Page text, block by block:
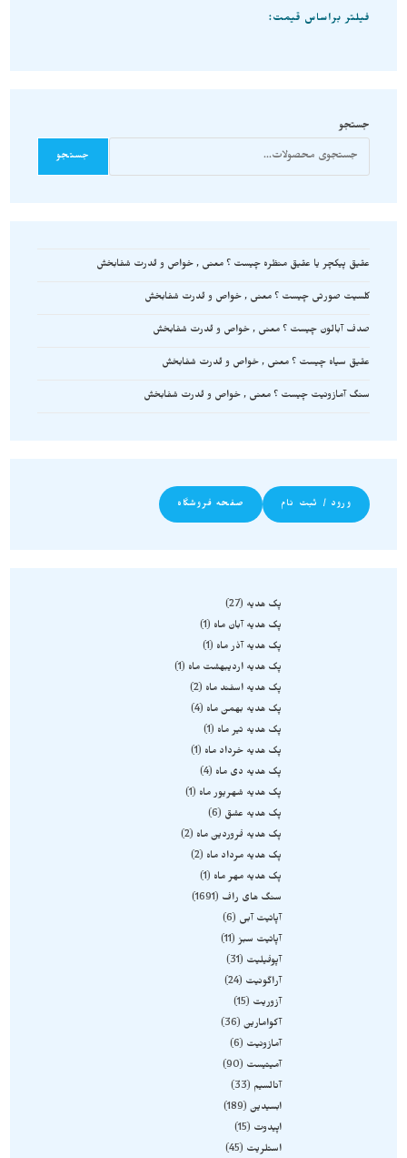
فیلتر براساس قیمت:
جستجو
جستجو
عقیق پیکچر یا عقیق منظره چیست ؟ معنی , خواص و قدرت شفابخش
کلسیت صورتی چیست ؟ معنی , خواص و قدرت شفابخش
صدف آبالون چیست ؟ معنی , خواص و قدرت شفابخش
عقیق سیاه چیست ؟ معنی , خواص و قدرت شفابخش
سنگ آمازونیت چیست ؟ معنی , خواص و قدرت شفابخش
ورود / ثبت نام صفحه فروشگاه
پک هدیه
27
پک هدیه آبان ماه
1
پک هدیه آذر ماه
1
پک هدیه اردیبهشت ماه
1
پک هدیه اسفند ماه
2
پک هدیه بهمن ماه
4
پک هدیه تیر ماه
1
پک هدیه خرداد ماه
1
پک هدیه دی ماه
4
پک هدیه شهریور ماه
1
پک هدیه عشق
6
پک هدیه فروردین ماه
2
پک هدیه مرداد ماه
2
پک هدیه مهر ماه
1
سنگ های راف
1691
آپاتیت آبی
6
آپاتیت سبز 11
آپوفیلیت
31
آراگونیت
24
آزوریت
15
آکوامارین 36
آمازونیت
6
آمیتیست
90
آنالسیم
33
ابسیدین 189
اپیدوت
15
استلریت
45